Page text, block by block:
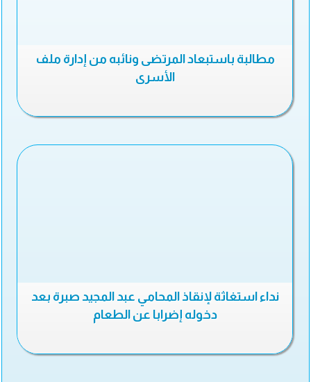
مطالبة باستبعاد المرتضى ونائبه من إدارة ملف
الأسرى
نداء استغاثة لإنقاذ المحامي عبد المجيد صبرة بعد
دخوله إضرابا عن الطعام